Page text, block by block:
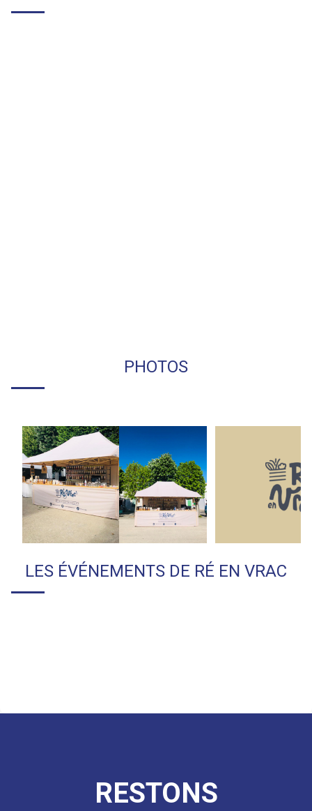
PHOTOS
LES ÉVÉNEMENTS DE RÉ EN VRAC
RESTONS